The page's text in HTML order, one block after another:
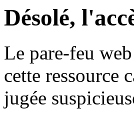
Désolé,
Le pare-feu
cette ressource
jugée